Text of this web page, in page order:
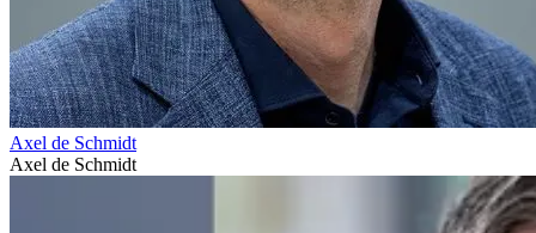
Axel de Schmidt
Axel de Schmidt